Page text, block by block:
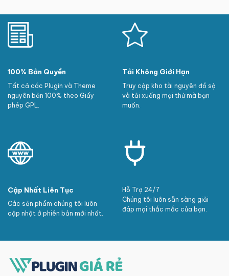
100% Bản Quyền
Tất cả các Plugin và Theme
nguyên bản 100% theo Giấy
phép GPL.
Tải Không Giới Hạn
Truy cập kho tài nguyên đồ sộ
và tải xuống mọi thứ mà bạn
muốn.
Cập Nhất Liên Tục
Các sản phẩm chúng tôi luôn
cập nhật ở phiên bản mới nhất.
Hỗ Trợ 24/7
Chúng tôi luôn sẵn sàng giải
đáp mọi thắc mắc của bạn.